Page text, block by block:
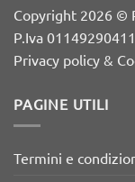
Copyright 2026 ©
P.Iva 01149290411
Privacy policy &
PAGINE UTILI
Termini e